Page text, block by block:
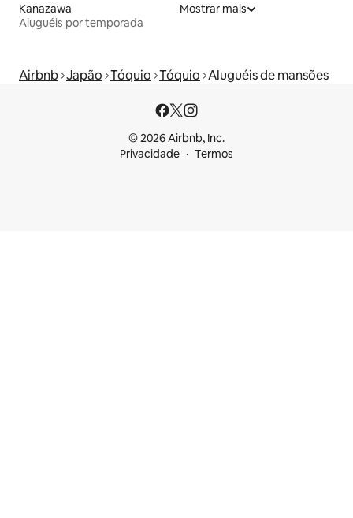
Kanazawa
Aluguéis por temporada
Mostrar mais
Airbnb Japão Tóquio Tóquio Aluguéis de mansões
© 2026 Airbnb, Inc.
Privacidade
Termos